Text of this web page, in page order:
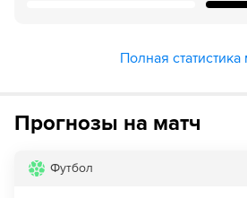
Полная статистика
Прогнозы на матч
Футбол